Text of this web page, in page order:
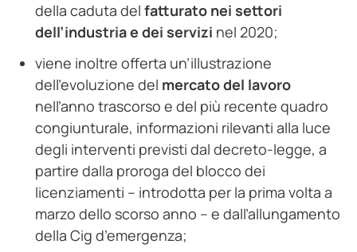
della caduta del fatturato nei settori
dell’industria e dei servizi nel 2020;
viene inoltre offerta un’illustrazione
dell’evoluzione del mercato del lavoro
nell’anno trascorso e del più recente quadro
congiunturale, informazioni rilevanti alla luce
degli interventi previsti dal decreto-legge, a
partire dalla proroga del blocco dei
licenziamenti – introdotta per la prima volta a
marzo dello scorso anno – e dall’allungamento
della Cig d’emergenza;